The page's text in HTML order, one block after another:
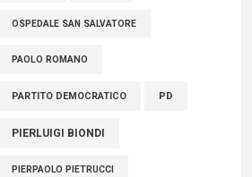
OSPEDALE SAN SALVATORE
PAOLO ROMANO
PARTITO DEMOCRATICO PD
PIERLUIGI BIONDI
PIERPAOLO PIETRUCCI